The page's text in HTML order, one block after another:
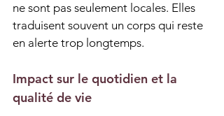
ne sont pas seulement locales. Elles
traduisent souvent un corps qui reste
en alerte trop longtemps.
Impact sur le quotidien et la
qualité de vie